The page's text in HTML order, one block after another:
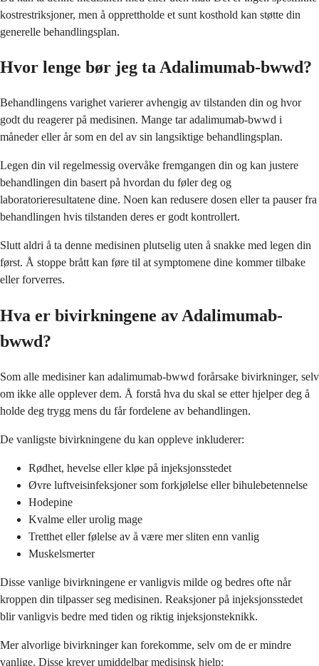
kostrestriksjoner, men å opprettholde et sunt kosthold kan støtte din
generelle behandlingsplan.
Hvor lenge bør jeg ta Adalimumab-bwwd?
Behandlingens varighet varierer avhengig av tilstanden din og hvor
godt du reagerer på medisinen. Mange tar adalimumab-bwwd i
måneder eller år som en del av sin langsiktige behandlingsplan.
Legen din vil regelmessig overvåke fremgangen din og kan justere
behandlingen din basert på hvordan du føler deg og
laboratorieresultatene dine. Noen kan redusere dosen eller ta pauser fra
behandlingen hvis tilstanden deres er godt kontrollert.
Slutt aldri å ta denne medisinen plutselig uten å snakke med legen din
først. Å stoppe brått kan føre til at symptomene dine kommer tilbake
eller forverres.
Hva er bivirkningene av Adalimumab-
bwwd?
Som alle medisiner kan adalimumab-bwwd forårsake bivirkninger, selv
om ikke alle opplever dem. Å forstå hva du skal se etter hjelper deg å
holde deg trygg mens du får fordelene av behandlingen.
De vanligste bivirkningene du kan oppleve inkluderer:
Rødhet, hevelse eller kløe på injeksjonsstedet
Øvre luftveisinfeksjoner som forkjølelse eller bihulebetennelse
Hodepine
Kvalme eller urolig mage
Tretthet eller følelse av å være mer sliten enn vanlig
Muskelsmerter
Disse vanlige bivirkningene er vanligvis milde og bedres ofte når
kroppen din tilpasser seg medisinen. Reaksjoner på injeksjonsstedet
blir vanligvis bedre med tiden og riktig injeksjonsteknikk.
Mer alvorlige bivirkninger kan forekomme, selv om de er mindre
vanlige. Disse krever umiddelbar medisinsk hjelp: